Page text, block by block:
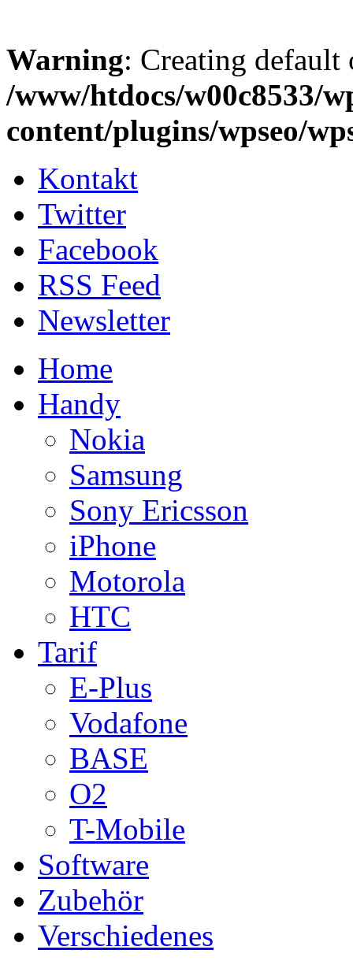
Warning: Creating
/www/htdocs/w00c8533/
content/plugins/wpseo/
Kontakt
Twitter
Facebook
RSS Feed
Newsletter
Home
Handy
Nokia
Samsung
Sony Ericsson
iPhone
Motorola
HTC
Tarif
E-Plus
Vodafone
BASE
O2
T-Mobile
Software
Zubehör
Verschiedenes